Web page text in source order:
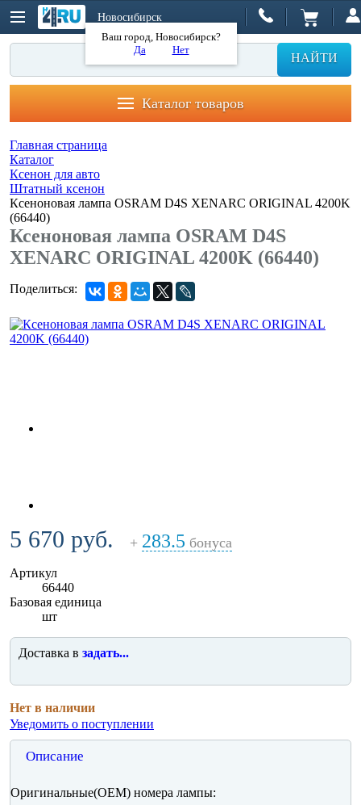
Новосибирск
Ваш город, Новосибирск?
Да
Нет
НАЙТИ
Каталог товаров
Главная страница
Каталог
Ксенон для авто
Штатный ксенон
Ксеноновая лампа OSRAM D4S XENARC ORIGINAL 4200K
(66440)
Ксеноновая лампа OSRAM D4S
XENARC ORIGINAL 4200K (66440)
Поделиться:
5 670 руб. + 283.5 бонуса
Артикул
66440
Базовая единица
шт
Доставка в задать...
Нет в наличии
Уведомить о поступлении
Описание
Оригинальные(OEM) номера лампы: